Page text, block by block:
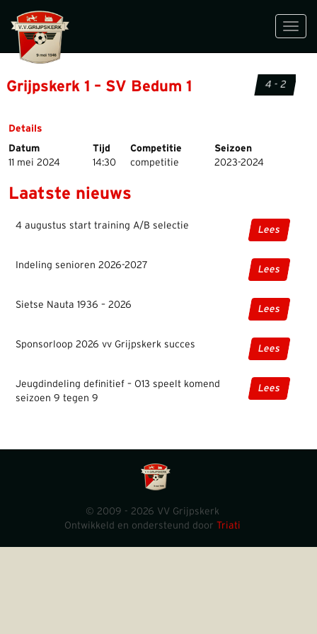
Grijpskerk 1 – SV Bedum 1 4 - 2
Details
Datum
Tijd Competitie
Seizoen
11 mei 2024
14:30 competitie 2023-2024
Laatste nieuws
4 augustus start training A/B selectie Lees
Indeling senioren 2026-2027 Lees
Sietse Nauta 1936 – 2026 Lees
Sponsorloop 2026 vv Grijpskerk succes Lees
Jeugdindeling definitief – O13 speelt komend
seizoen 9 tegen 9
Lees
© 2009 - 2026 VV Grijpskerk
Ontwikkeld en ondersteund door Triati